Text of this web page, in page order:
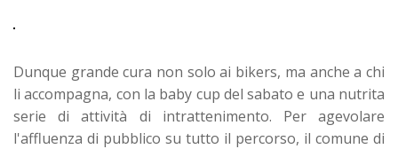
Dunque grande cura non solo ai bikers, ma anche a chi
li accompagna, con la baby cup del sabato e una nutrita
serie di attività di intrattenimento. Per agevolare
l'affluenza di pubblico su tutto il percorso, il comune di